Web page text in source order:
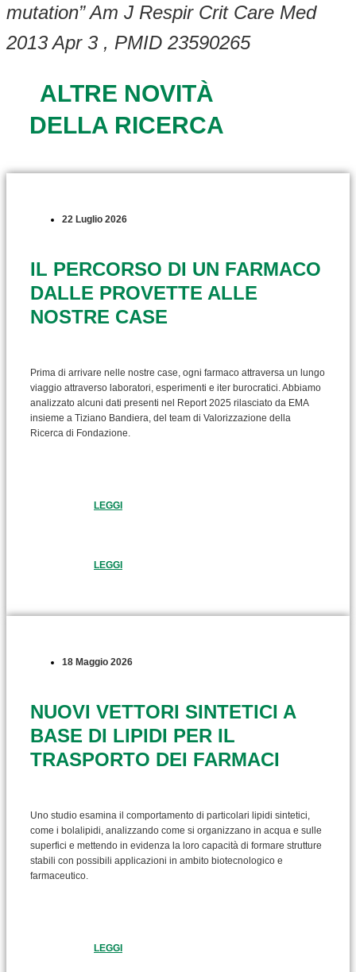
mutation” Am J Respir Crit Care Med
2013 Apr 3 , PMID 23590265
ALTRE NOVITÀ
DELLA RICERCA
22 Luglio 2026
IL PERCORSO DI UN FARMACO
DALLE PROVETTE ALLE
NOSTRE CASE
Prima di arrivare nelle nostre case, ogni farmaco attraversa un lungo
viaggio attraverso laboratori, esperimenti e iter burocratici. Abbiamo
analizzato alcuni dati presenti nel Report 2025 rilasciato da EMA
insieme a Tiziano Bandiera, del team di Valorizzazione della
Ricerca di Fondazione.
LEGGI
LEGGI
18 Maggio 2026
NUOVI VETTORI SINTETICI A
BASE DI LIPIDI PER IL
TRASPORTO DEI FARMACI
Uno studio esamina il comportamento di particolari lipidi sintetici,
come i bolalipidi, analizzando come si organizzano in acqua e sulle
superfici e mettendo in evidenza la loro capacità di formare strutture
stabili con possibili applicazioni in ambito biotecnologico e
farmaceutico.
LEGGI